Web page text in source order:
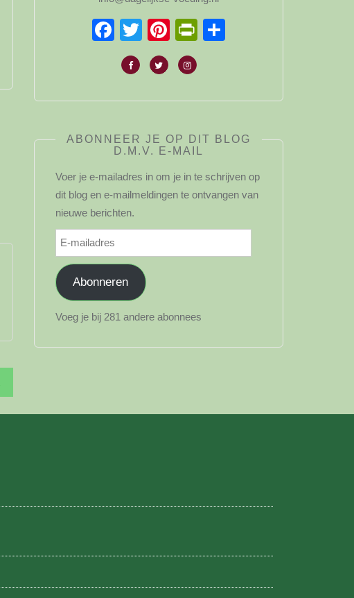
Facebook
TwitterPinterest
PrintFriendly
ABONNEER JE OP DIT BLOG
D.M.V. E-MAIL
Voer je e-mailadres in om je in te schrijven op
dit blog en e-mailmeldingen te ontvangen van
nieuwe berichten.
E-
mailadres
Abonneren
Voeg je bij 281 andere abonnees